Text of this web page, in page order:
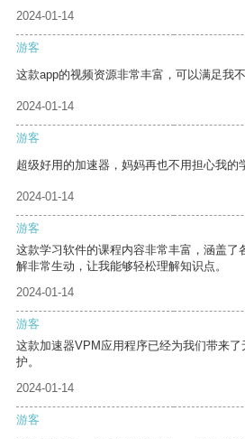
2024-01-14
游客
这款app的视频资源非常丰富，可以满足我不
2024-01-14
游客
超级好用的加速器，妈妈再也不用担心我的
2024-01-14
游客
这款学习软件的课程内容非常丰富，涵盖了
解非常生动，让我能够轻松理解知识点。
2024-01-14
游客
这款加速器VPM应用程序已经为我们带来
护。
2024-01-14
游客